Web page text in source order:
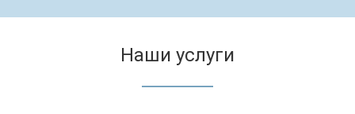
Наши услуги